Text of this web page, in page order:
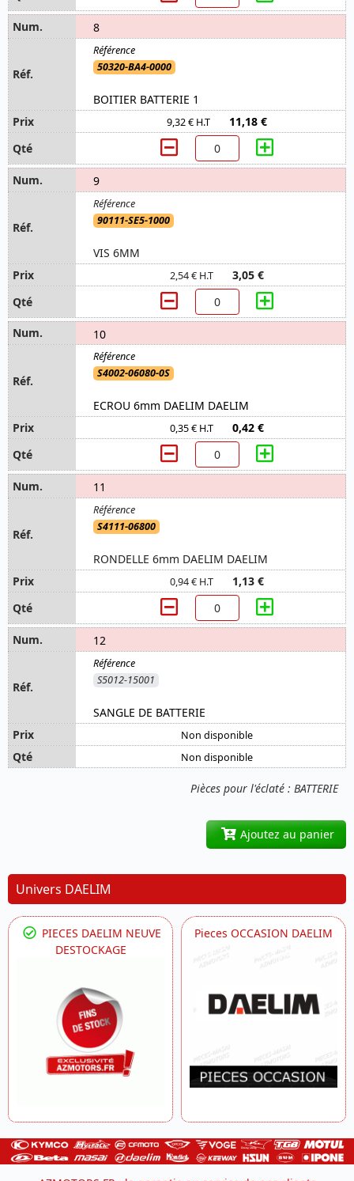
Pièces pour l'éclaté : BATTERIE
8
50320-BA4-0000
BOITIER BATTERIE 1
9,32 € H.T 11,18 €
9
90111-SE5-1000
VIS 6MM
2,54 € H.T 3,05 €
10
S4002-06080-0S
ECROU 6mm DAELIM DAELIM
0,35 € H.T 0,42 €
11
S4111-06800
RONDELLE 6mm DAELIM DAELIM
0,94 € H.T 1,13 €
12
S5012-15001
SANGLE DE BATTERIE
Non disponible
Non disponible
Ajoutez au panier
Univers DAELIM
PIECES DAELIM NEUVE
DESTOCKAGE
Pieces OCCASION DAELIM